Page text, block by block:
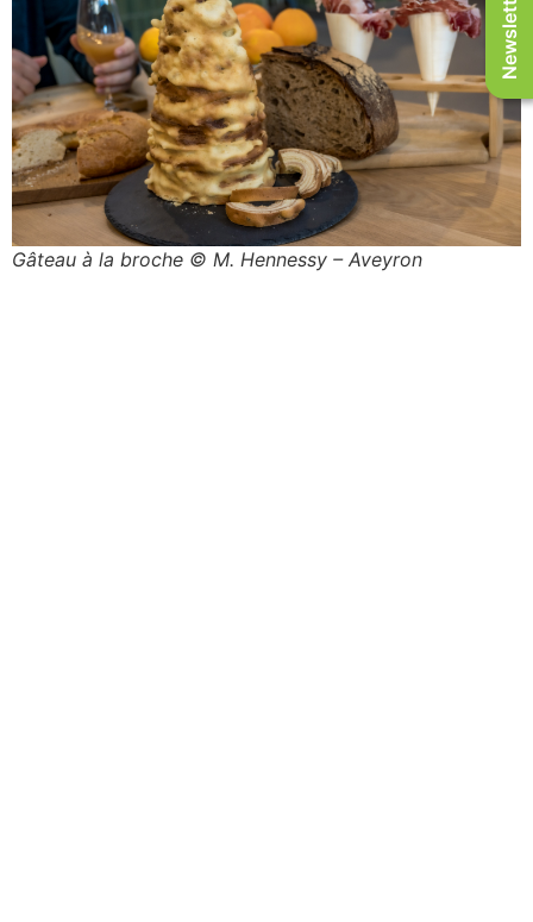
Gâteau à la broche © M. Hennessy – Aveyron
Newsletter